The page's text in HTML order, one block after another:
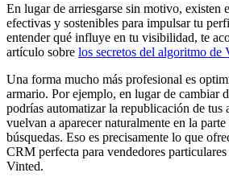
En lugar de arriesgarse sin motivo, existen
efectivas y sostenibles para impulsar tu
entender qué influye en tu visibilidad, te
artículo sobre los secretos del algoritmo de
Una forma mucho más profesional es
armario. Por ejemplo, en lugar de cambiar
podrías automatizar la republicación de tus
vuelvan a aparecer naturalmente en la
búsquedas. Eso es precisamente lo que
CRM perfecta para vendedores
Vinted.